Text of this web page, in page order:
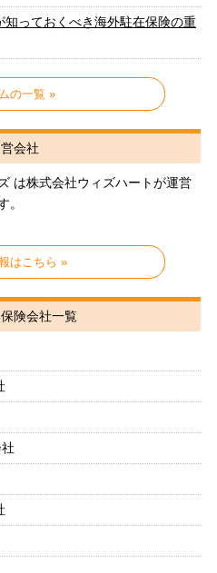
知っておくべき海外駐在保険の重
の一覧 »
会社
は株式会社ウィズハートが運営
。
はこちら »
険会社一覧